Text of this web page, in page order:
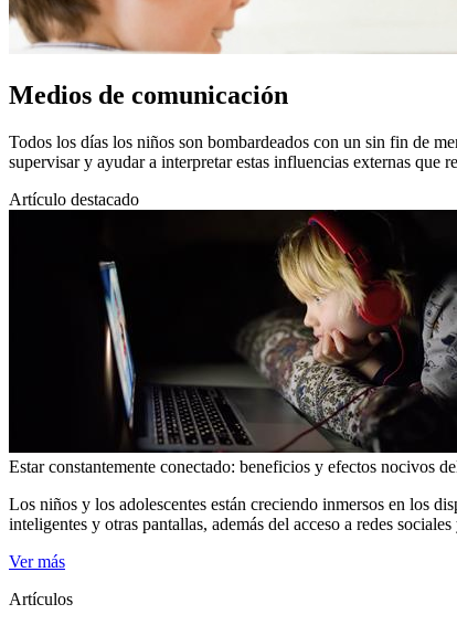
Medios de comunicación
Todos los días los niños son bombardeados con un sin fin de
supervisar y ayudar a interpretar estas influencias externas que
Artículo destacado
Estar constantemente conectado: beneficios y efectos nocivos
Los niños y los adolescentes están creciendo inmersos en los
inteligentes y otras pantallas, además del acceso a redes
Ver más
Artículos